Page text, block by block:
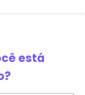
está